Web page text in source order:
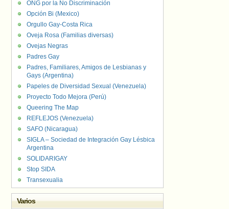
ONG por la No Discriminación
Opción Bi (Mexico)
Orgullo Gay-Costa Rica
Oveja Rosa (Familias diversas)
Ovejas Negras
Padres Gay
Padres, Familiares, Amigos de Lesbianas y
Gays (Argentina)
Papeles de Diversidad Sexual (Venezuela)
Proyecto Todo Mejora (Perú)
Queering The Map
REFLEJOS (Venezuela)
SAFO (Nicaragua)
SIGLA – Sociedad de Integración Gay Lésbica
Argentina
SOLIDARIGAY
Stop SIDA
Transexualia
Varios